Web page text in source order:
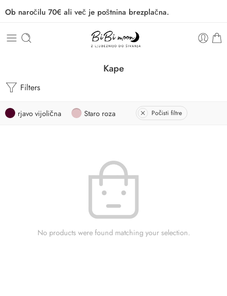
Ob naročilu 70€ ali več je poštnina brezplačna.
Kape
Filters
rjavo vijolična Staro roza Počisti filtre
No products were found matching your selection.